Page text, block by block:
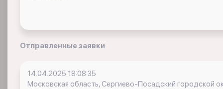
Отправленные заявки
14.04.2025 18:08:35
Московская область, Сергиево-Посадский городской